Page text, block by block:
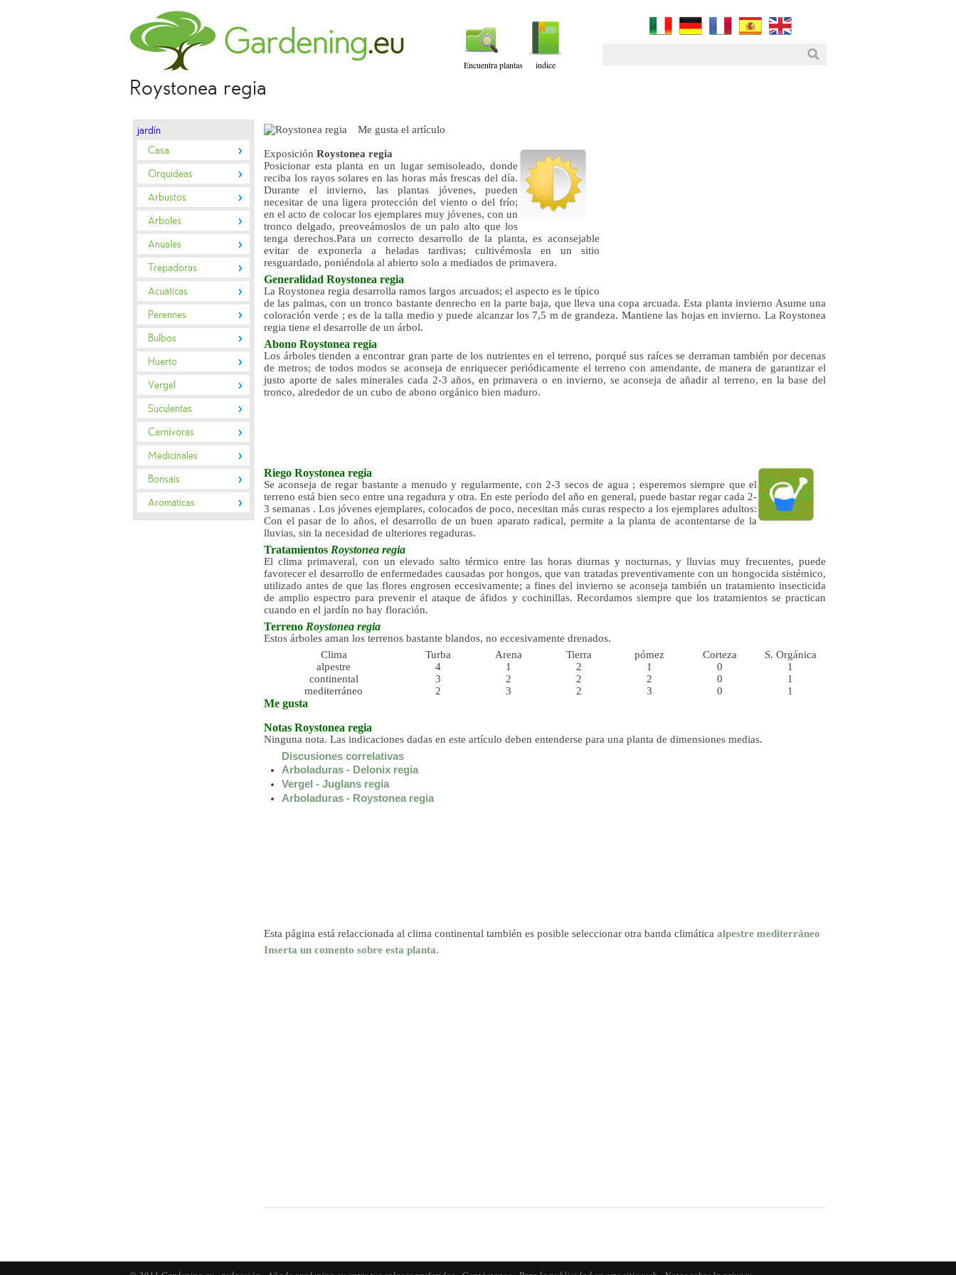
Encuentra plantas indice
Roystonea regia
jardín
Casa
Orquídeas
Arbustos
Árboles
Anuales
Trepadoras
Acuáticas
Perennes
Bulbos
Huerto
Vergel
Suculentas
Carnívoras
Medicinales
Bonsáis
Aromáticas
Me gusta el artículo
Exposición Roystonea regia
Posicionar esta planta en un lugar semisoleado, donde
reciba los rayos solares en las horas más frescas del día.
Durante el invierno, las plantas jóvenes, pueden
necesitar de una ligera protección del viento o del frío;
en el acto de colocar los ejemplares muy jóvenes, con un
tronco delgado, preoveámoslos de un palo alto que los
tenga derechos.Para un correcto desarrollo de la planta, es aconsejable
evitar de exponerla a heladas tardivas; cultivémosla en un sitio
resguardado, poniéndola al abierto solo a mediados de primavera.
Generalidad Roystonea regia
La Roystonea regia desarrolla ramos largos arcuados; el aspecto es le típico
de las palmas, con un tronco bastante denrecho en la parte baja, que lleva una copa arcuada. Esta planta invierno Asume una
coloración verde ; es de la talla medio y puede alcanzar los 7,5 m de grandeza. Mantiene las hojas en invierno. La Roystonea
regia tiene el desarrolle de un árbol.
Abono Roystonea regia
Los árboles tienden a encontrar gran parte de los nutrientes en el terreno, porqué sus raíces se derraman también por decenas
de metros; de todos modos se aconseja de enriquecer periódicamente el terreno con amendante, de manera de garantizar el
justo aporte de sales minerales cada 2-3 años, en primavera o en invierno, se aconseja de añadir al terreno, en la base del
tronco, alrededor de un cubo de abono orgánico bien maduro.
Riego Roystonea regia
Se aconseja de regar bastante a menudo y regularmente, con 2-3 secos de agua ; esperemos siempre que el
terreno está bien seco entre una regadura y otra. En este período del año en general, puede bastar regar cada 2-
3 semanas . Los jóvenes ejemplares, colocados de poco, necesitan más curas respecto a los ejemplares adultos:
Con el pasar de lo años, el desarrollo de un buen aparato radical, permite a la planta de acontentarse de la
lluvias, sin la necesidad de ulteriores regaduras.
Tratamientos Roystonea regia
El clima primaveral, con un elevado salto térmico entre las horas diurnas y nocturnas, y lluvias muy frecuentes, puede
favorecer el desarrollo de enfermedades causadas por hongos, que van tratadas preventivamente con un hongocida sistémico,
utilizado antes de que las flores engrosen eccesivamente; a fines del invierno se aconseja también un tratamiento insecticida
de amplio espectro para prevenir el ataque de áfidos y cochinillas. Recordamos siempre que los tratamientos se practican
cuando en el jardín no hay floración.
Terreno Roystonea regia
Estos árboles aman los terrenos bastante blandos, no eccesivamente drenados.
Clima
Turba Arena Tierra pómez Corteza
S. Orgánica
alpestre
4 1 2 1 0
1
continental
3 2 2 2 0
1
mediterráneo
2 3 2 3 0 1
Me gusta
Notas Roystonea regia
Ninguna nota. Las indicaciones dadas en este artículo deben entenderse para una planta de dimensiones medias.
Discusiones correlativas
Arboladuras - Delonix regia
Vergel - Juglans regia
Arboladuras - Roystonea regia
Esta página está relaccionada al clima continental también es posible seleccionar otra banda climática alpestre mediterráneo
Inserta un comento sobre esta planta.